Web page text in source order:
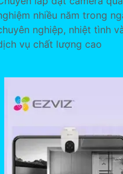
nhiều năm trong
nghiệp, nhiệt tình
vụ chất lượng cao